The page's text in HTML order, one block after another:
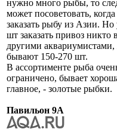
нужно много рыбы, то
может посоветовать,
заказать рыбу из Азии.
шт заказать привоз никто
другими
бывают 150-270 шт.
В ассортименте рыба
ограничено, бывает
главное, - золотые рыбки.
Павильон 9А